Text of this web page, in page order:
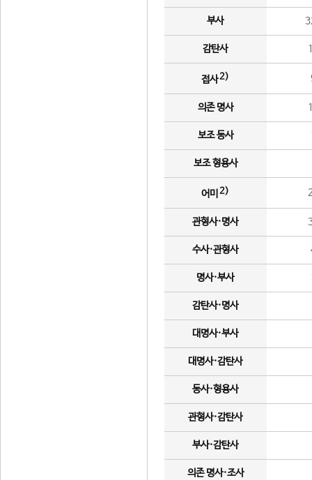
부사
감탄사
접사2)
의존 명사
보조 동사
보조 형용사
어미 2)
관형사·명사
수사·관형사
명사·부사
감탄사·명사
대명사·부사
대명사·감탄사
동사·형용사
관형사·감탄사
부사·감탄사
의존 명사·조사